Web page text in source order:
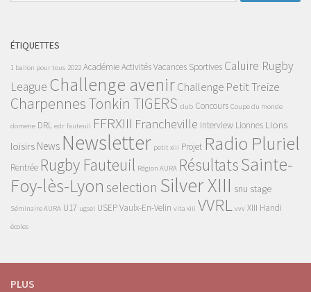
ÉTIQUETTES
1 ballon pour tous 2022 AcadémieActivités Vacances Sportives Caluire Rugby
League Challenge avenirChallenge Petit Treize
Charpennes Tonkin TIGERS club Concours Coupe du monde
domene DRL edr fauteuil FFRXIII Francheville Interview Lionnes Lions
loisirs News Newsletter petit xiii Projet Radio Pluriel
Rentrée Rugby Fauteuil Région AURA RésultatsSainte-
Foy-lès-Lyon selection Silver XIII snu stage
Séminaire AURA U17 ugsel USEPVaulx-En-Velin vita xiii VVRL vvv XIII Handi
écoles
PLUS